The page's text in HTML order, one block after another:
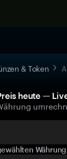
& Token
heute —
Währung